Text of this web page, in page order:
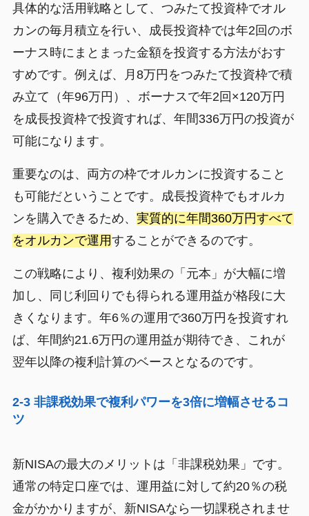
具体的な活用戦略として、つみたて投資枠でオル
カンの毎月積立を行い、成長投資枠では年2回のボ
ーナス時にまとまった金額を投資する方法がおす
すめです。例えば、月8万円をつみたて投資枠で積
み立て（年96万円）、ボーナスで年2回×120万円
を成長投資枠で投資すれば、年間336万円の投資が
可能になります。
重要なのは、両方の枠でオルカンに投資すること
も可能だということです。成長投資枠でもオルカ
ンを購入できるため、 実質的に年間360万円すべて
をオルカンで運用することができるのです。
この戦略により、複利効果の「元本」が大幅に増
加し、同じ利回りでも得られる運用益が格段に大
きくなります。年6％の運用で360万円を投資すれ
ば、年間約21.6万円の運用益が期待でき、これが
翌年以降の複利計算のベースとなるのです。
2-3 非課税効果で複利パワーを3倍に増幅させるコ
ツ
新NISAの最大のメリットは「非課税効果」です。
通常の特定口座では、運用益に対して約20％の税
金がかかりますが、新NISAなら一切課税されませ